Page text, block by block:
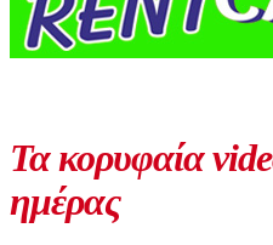
Τα κορυφαία
ημέρας